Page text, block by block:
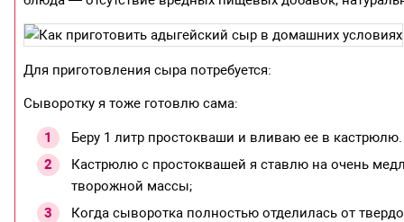
Для приготовления сыра потребуется:
Сыворотку я тоже готовлю сама:
Беру 1 литр простокваши и вливаю ее в
Кастрюлю с простоквашей я ставлю на очень
творожной массы;
Когда сыворотка полностью отделилась от